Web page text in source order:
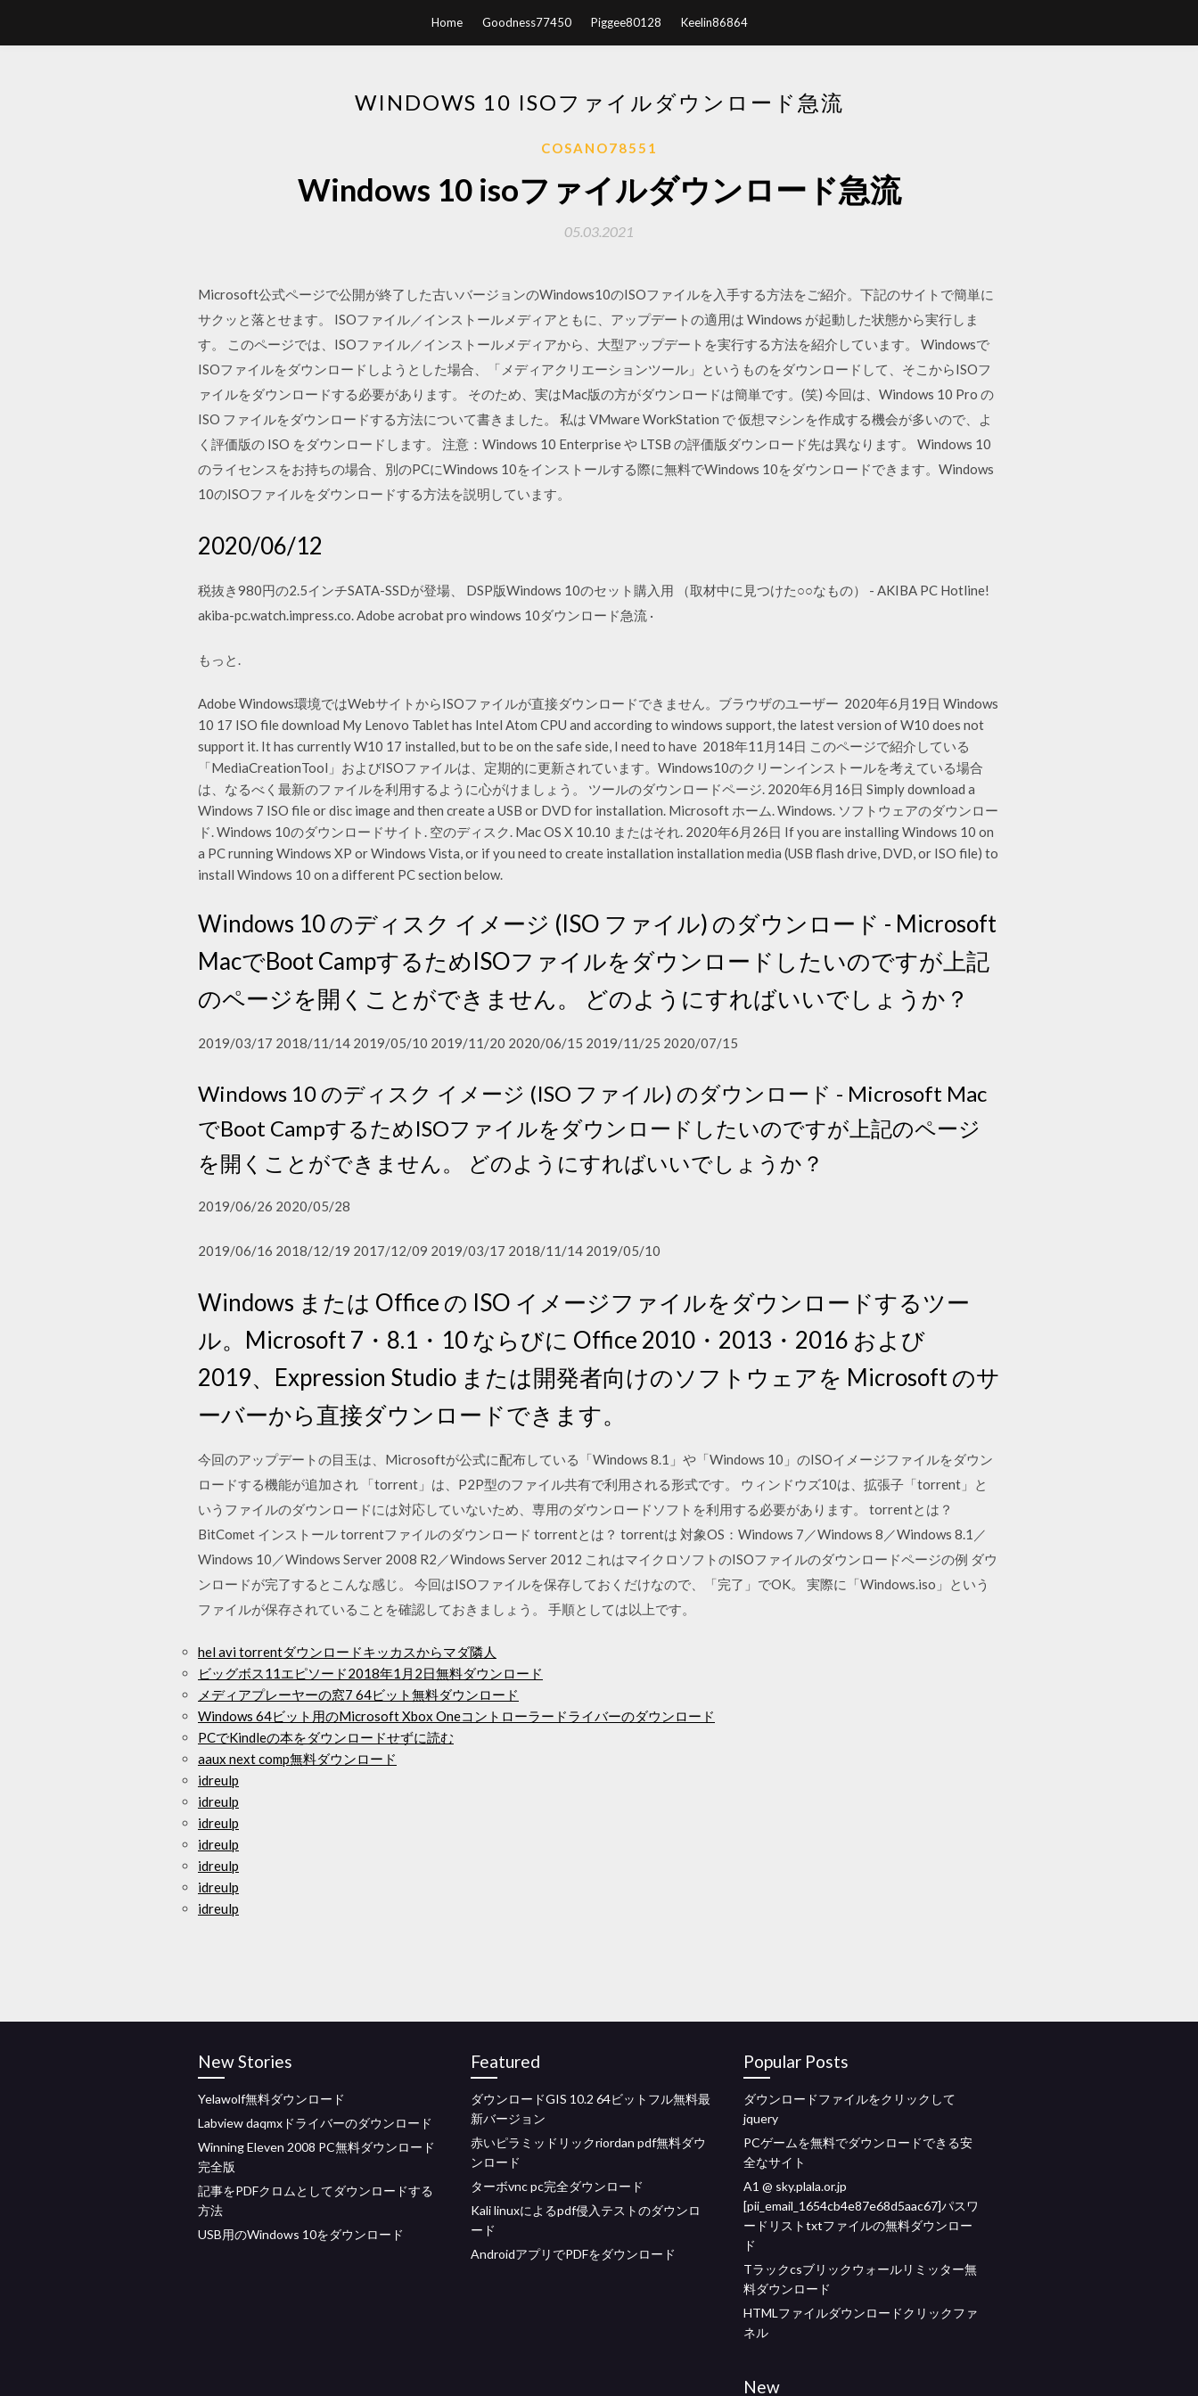
Home Goodness77450 Piggee80128 Keelin86864
WINDOWS 10 ISOファイルダウンロード急流
COSANO78551
Windows 10 isoファイルダウンロード急流
05.03.2021
Microsoft公式ページで公開が終了した古いバージョンのWindows10のISOファイルを入手する方法をご紹介。下記のサイトで簡単に
サクッと落とせます。 ISOファイル／インストールメディアともに、アップデートの適用は Windows が起動した状態から実行しま
す。 このページでは、ISOファイル／インストールメディアから、大型アップデートを実行する方法を紹介しています。 Windowsで
ISOファイルをダウンロードしようとした場合、「メディアクリエーションツール」というものをダウンロードして、そこからISOフ
ァイルをダウンロードする必要があります。 そのため、実はMac版の方がダウンロードは簡単です。(笑) 今回は、Windows 10 Pro の
ISO ファイルをダウンロードする方法について書きました。 私は VMware WorkStation で 仮想マシンを作成する機会が多いので、よ
く評価版の ISO をダウンロードします。 注意：Windows 10 Enterprise や LTSB の評価版ダウンロード先は異なります。 Windows 10
のライセンスをお持ちの場合、別のPCにWindows 10をインストールする際に無料でWindows 10をダウンロードできます。Windows
10のISOファイルをダウンロードする方法を説明しています。
2020/06/12
税抜き980円の2.5インチSATA-SSDが登場、 DSP版Windows 10のセット購入用 （取材中に見つけた○○なもの） - AKIBA PC Hotline!
akiba-pc.watch.impress.co. Adobe acrobat pro windows 10ダウンロード急流 ·
もっと.
Adobe Windows環境ではWebサイトからISOファイルが直接ダウンロードできません。ブラウザのユーザー 2020年6月19日 Windows
10 17 ISO file download My Lenovo Tablet has Intel Atom CPU and according to windows support, the latest version of W10 does not
support it. It has currently W10 17 installed, but to be on the safe side, I need to have 2018年11月14日 このページで紹介している
「MediaCreationTool」およびISOファイルは、定期的に更新されています。Windows10のクリーンインストールを考えている場合
は、なるべく最新のファイルを利用するように心がけましょう。 ツールのダウンロードページ. 2020年6月16日 Simply download a
Windows 7 ISO file or disc image and then create a USB or DVD for installation. Microsoft ホーム. Windows. ソフトウェアのダウンロー
ド. Windows 10のダウンロードサイト. 空のディスク. Mac OS X 10.10 またはそれ. 2020年6月26日 If you are installing Windows 10 on
a PC running Windows XP or Windows Vista, or if you need to create installation installation media (USB flash drive, DVD, or ISO file) to
install Windows 10 on a different PC section below.
Windows 10 のディスク イメージ (ISO ファイル) のダウンロード - Microsoft
MacでBoot CampするためISOファイルをダウンロードしたいのですが上記
のページを開くことができません。 どのようにすればいいでしょうか？
2019/03/17 2018/11/14 2019/05/10 2019/11/20 2020/06/15 2019/11/25 2020/07/15
Windows 10 のディスク イメージ (ISO ファイル) のダウンロード - Microsoft Mac
でBoot CampするためISOファイルをダウンロードしたいのですが上記のページ
を開くことができません。 どのようにすればいいでしょうか？
2019/06/26 2020/05/28
2019/06/16 2018/12/19 2017/12/09 2019/03/17 2018/11/14 2019/05/10
Windows または Office の ISO イメージファイルをダウンロードするツー
ル。Microsoft 7・8.1・10 ならびに Office 2010・2013・2016 および
2019、Expression Studio または開発者向けのソフトウェアを Microsoft のサ
ーバーから直接ダウンロードできます。
今回のアップデートの目玉は、Microsoftが公式に配布している「Windows 8.1」や「Windows 10」のISOイメージファイルをダウン
ロードする機能が追加され 「torrent」は、P2P型のファイル共有で利用される形式です。 ウィンドウズ10は、拡張子「torrent」と
いうファイルのダウンロードには対応していないため、専用のダウンロードソフトを利用する必要があります。 torrentとは？
BitComet インストール torrentファイルのダウンロード torrentとは？ torrentは 対象OS：Windows 7／Windows 8／Windows 8.1／
Windows 10／Windows Server 2008 R2／Windows Server 2012 これはマイクロソフトのISOファイルのダウンロードページの例 ダウ
ンロードが完了するとこんな感じ。 今回はISOファイルを保存しておくだけなので、「完了」でOK。 実際に「Windows.iso」という
ファイルが保存されていることを確認しておきましょう。 手順としては以上です。
hel avi torrentダウンロードキッカスからマダ隣人
ビッグボス11エピソード2018年1月2日無料ダウンロード
メディアプレーヤーの窓7 64ビット無料ダウンロード
Windows 64ビット用のMicrosoft Xbox Oneコントローラードライバーのダウンロード
PCでKindleの本をダウンロードせずに読む
aaux next comp無料ダウンロード
idreulp
idreulp
idreulp
idreulp
idreulp
idreulp
idreulp
New Stories
Yelawolf無料ダウンロード
Labview daqmxドライバーのダウンロード
Winning Eleven 2008 PC無料ダウンロード
完全版
記事をPDFクロムとしてダウンロードする
方法
USB用のWindows 10をダウンロード
Featured
ダウンロードGIS 10.2 64ビットフル無料最
新バージョン
赤いピラミッドリックriordan pdf無料ダウ
ンロード
ターボvnc pc完全ダウンロード
Kali linuxによるpdf侵入テストのダウンロ
ード
AndroidアプリでPDFをダウンロード
Popular Posts
ダウンロードファイルをクリックして
jquery
PCゲームを無料でダウンロードできる安
全なサイト
A1 @ sky.plala.or.jp
[pii_email_1654cb4e87e68d5aac67]パスワ
ードリストtxtファイルの無料ダウンロー
ド
Tラックcsブリックウォールリミッター無
料ダウンロード
HTMLファイルダウンロードクリックファ
ネル
New